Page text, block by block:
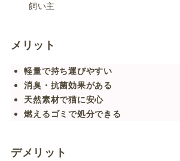
飼い主
メリット
軽量で持ち運びやすい
消臭・抗菌効果がある
天然素材で猫に安心
燃えるゴミで処分できる
デメリット